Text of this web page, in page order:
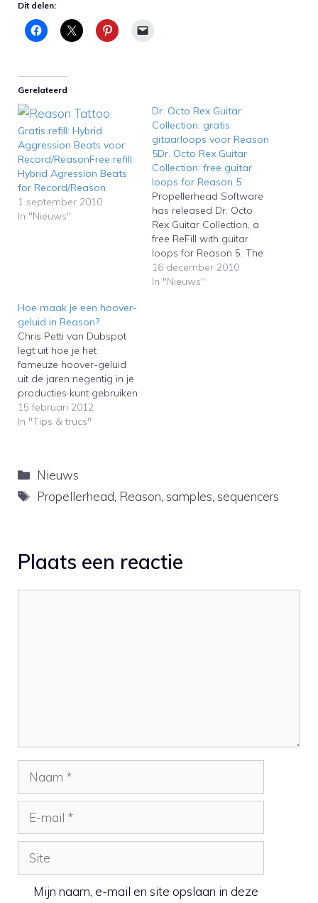
Dit delen:
Gerelateerd
Gratis refill: Hybrid
Aggression Beats voor
Record/ReasonFree refill:
Hybrid Agression Beats
for Record/Reason
1 september 2010
In "Nieuws"
Dr. Octo Rex Guitar
Collection: gratis
gitaarloops voor Reason
5Dr. Octo Rex Guitar
Collection: free guitar
loops for Reason 5
Propellerhead Software
has released Dr. Octo
Rex Guitar Collection, a
free ReFill with guitar
loops for Reason 5. The
ReFill contains 355
acoustic and electric
16 december 2010
In "Nieuws"
Hoe maak je een hoover-
geluid in Reason?
Chris Petti van Dubspot
legt uit hoe je het
fameuze hoover-geluid
uit de jaren negentig in je
producties kunt gebruiken
met behulp van de
synthesizer Thor in
sound of the nineties with
the Thor synthesizer in
15 februari 2012
In "Tips & trucs"
Categorieën
Nieuws
Tags
Propellerhead, Reason,samples,sequencers
Plaats een reactie
Naam
mail
Site
Mijn naam, e-mail en site opslaan in deze